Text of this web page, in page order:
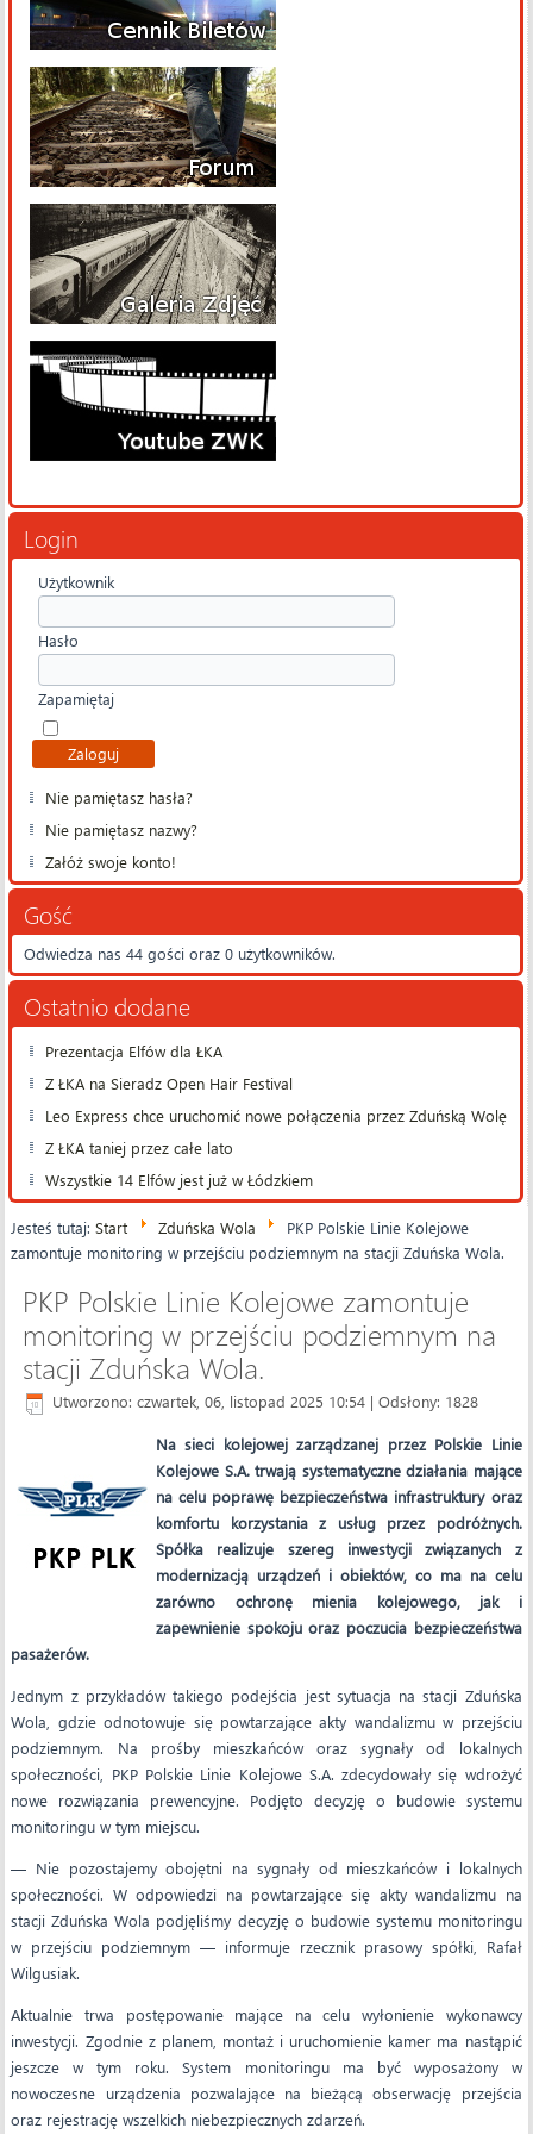
Login
Użytkownik
Hasło
Zapamiętaj
Nie pamiętasz hasła?
Nie pamiętasz nazwy?
Załóż swoje konto!
Gość
Odwiedza nas 44 gości oraz 0 użytkowników.
Ostatnio dodane
Prezentacja Elfów dla ŁKA
Z ŁKA na Sieradz Open Hair Festival
Leo Express chce uruchomić nowe połączenia przez Zduńską Wolę
Z ŁKA taniej przez całe lato
Wszystkie 14 Elfów jest już w Łódzkiem
Jesteś tutaj:Start Zduńska Wola
PKP Polskie Linie Kolejowe
zamontuje monitoring w przejściu podziemnym na stacji Zduńska Wola.
PKP Polskie Linie Kolejowe zamontuje
monitoring w przejściu podziemnym na
stacji Zduńska Wola.
Utworzono: czwartek, 06, listopad 2025 10:54 | Odsłony: 1828
Na sieci kolejowej zarządzanej przez Polskie Linie
Kolejowe S.A. trwają systematyczne działania mające
na celu poprawę bezpieczeństwa infrastruktury oraz
komfortu korzystania z usług przez podróżnych.
Spółka realizuje szereg inwestycji związanych z
modernizacją urządzeń i obiektów, co ma na celu
zarówno ochronę mienia kolejowego, jak i
zapewnienie spokoju oraz poczucia bezpieczeństwa
pasażerów.
Jednym z przykładów takiego podejścia jest sytuacja na stacji Zduńska
Wola, gdzie odnotowuje się powtarzające akty wandalizmu w przejściu
podziemnym. Na prośby mieszkańców oraz sygnały od lokalnych
społeczności, PKP Polskie Linie Kolejowe S.A. zdecydowały się wdrożyć
nowe rozwiązania prewencyjne. Podjęto decyzję o budowie systemu
monitoringu w tym miejscu.
— Nie pozostajemy obojętni na sygnały od mieszkańców i lokalnych
społeczności. W odpowiedzi na powtarzające się akty wandalizmu na
stacji Zduńska Wola podjęliśmy decyzję o budowie systemu monitoringu
w przejściu podziemnym — informuje rzecznik prasowy spółki, Rafał
Wilgusiak.
Aktualnie trwa postępowanie mające na celu wyłonienie wykonawcy
inwestycji. Zgodnie z planem, montaż i uruchomienie kamer ma nastąpić
jeszcze w tym roku. System monitoringu ma być wyposażony w
nowoczesne urządzenia pozwalające na bieżącą obserwację przejścia
oraz rejestrację wszelkich niebezpiecznych zdarzeń.